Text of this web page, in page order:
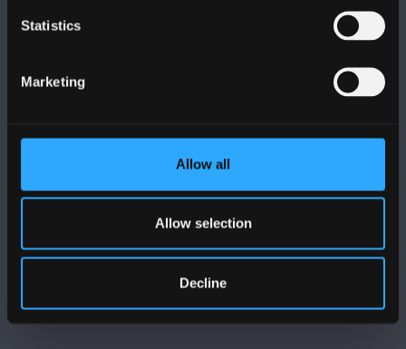
Statistics
Marketing
Allow all
Allow selection
Decline
PRIFYSGOL BANGOR
Bangor, Gwynedd, LL57 2DG, UK
Cysylltwch â Ni